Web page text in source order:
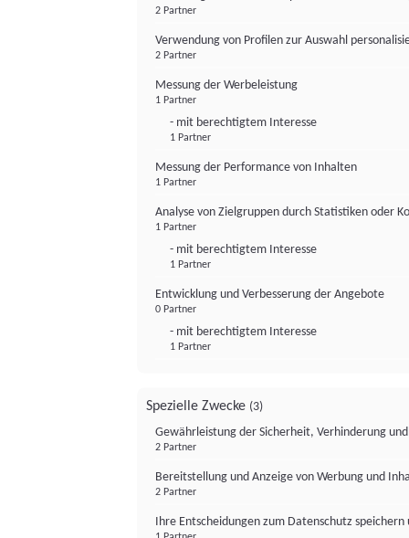
2 Partner
Verwendung von Profilen zur Auswahl
2 Partner
Messung der Werbeleistung
1 Partner
- mit berechtigtem Interesse
1 Partner
Messung der Performance von Inhalten
1 Partner
Analyse von Zielgruppen durch Statistiken oder
1 Partner
- mit berechtigtem Interesse
1 Partner
Entwicklung und Verbesserung der Angebote
0 Partner
- mit berechtigtem Interesse
1 Partner
Spezielle Zwecke (3)
Gewährleistung der Sicherheit, Verhinderung
2 Partner
Bereitstellung und Anzeige von Werbung und
2 Partner
Ihre Entscheidungen zum Datenschutz